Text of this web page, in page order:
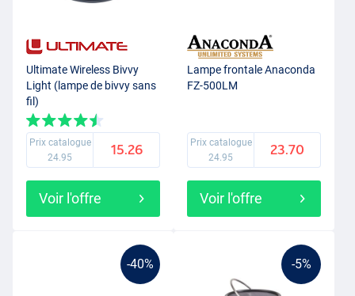
Ultimate Wireless Bivvy
Light (lampe de bivvy sans
fil)
Prix catalogue
24.95
15.26
Voir l'offre
Lampe frontale Anaconda
FZ-500LM
Prix catalogue
24.95
23.70
Voir l'offre
-40% -5%